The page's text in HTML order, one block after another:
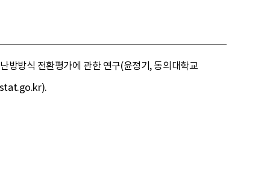
방방식 전환평가에 관한 연구(윤정기, 동의대학교